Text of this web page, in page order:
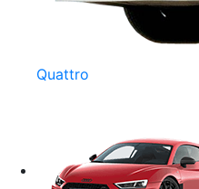
Quattro